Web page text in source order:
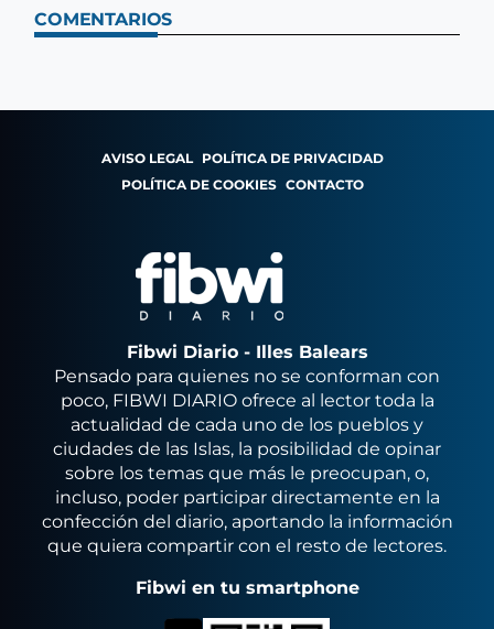
COMENTARIOS
AVISO LEGAL POLÍTICA DE PRIVACIDAD
POLÍTICA DE COOKIES CONTACTO
Fibwi Diario - Illes Balears
Pensado para quienes no se conforman con
poco, FIBWI DIARIO ofrece al lector toda la
actualidad de cada uno de los pueblos y
ciudades de las Islas, la posibilidad de opinar
sobre los temas que más le preocupan, o,
incluso, poder participar directamente en la
confección del diario, aportando la información
que quiera compartir con el resto de lectores.
Fibwi en tu smartphone